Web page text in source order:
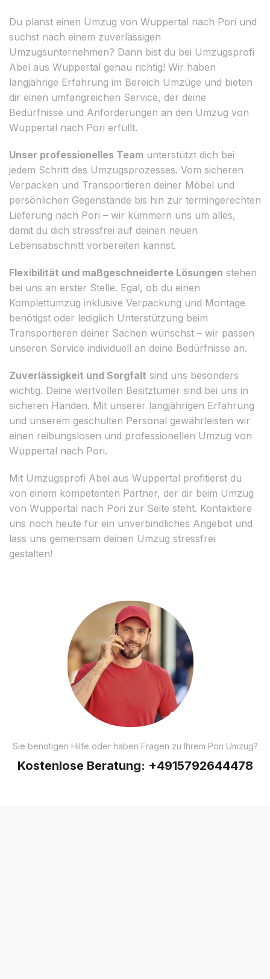
Du planst einen Umzug von Wuppertal nach Pori und
suchst nach einem zuverlässigen
Umzugsunternehmen? Dann bist du bei Umzugsprofi
Abel aus Wuppertal genau richtig! Wir haben
langjährige Erfahrung im Bereich Umzüge und bieten
dir einen umfangreichen Service, der deine
Bedürfnisse und Anforderungen an den Umzug von
Wuppertal nach Pori erfüllt.
Unser professionelles Team unterstützt dich bei
jedem Schritt des Umzugsprozesses. Vom sicheren
Verpacken und Transportieren deiner Möbel und
persönlichen Gegenstände bis hin zur termingerechten
Lieferung nach Pori – wir kümmern uns um alles,
damit du dich stressfrei auf deinen neuen
Lebensabschnitt vorbereiten kannst.
Flexibilität und maßgeschneiderte Lösungen stehen
bei uns an erster Stelle. Egal, ob du einen
Komplettumzug inklusive Verpackung und Montage
benötigst oder lediglich Unterstützung beim
Transportieren deiner Sachen wünschst – wir passen
unseren Service individuell an deine Bedürfnisse an.
Zuverlässigkeit und Sorgfalt sind uns besonders
wichtig. Deine wertvollen Besitztümer sind bei uns in
sicheren Händen. Mit unserer langjährigen Erfahrung
und unserem geschulten Personal gewährleisten wir
einen reibungslosen und professionellen Umzug von
Wuppertal nach Pori.
Mit Umzugsprofi Abel aus Wuppertal profitierst du
von einem kompetenten Partner, der dir beim Umzug
von Wuppertal nach Pori zur Seite steht. Kontaktiere
uns noch heute für ein unverbindliches Angebot und
lass uns gemeinsam deinen Umzug stressfrei
gestalten!
Sie benötigen Hilfe oder haben Fragen zu Ihrem Pori Umzug?
Kostenlose Beratung: +4915792644478